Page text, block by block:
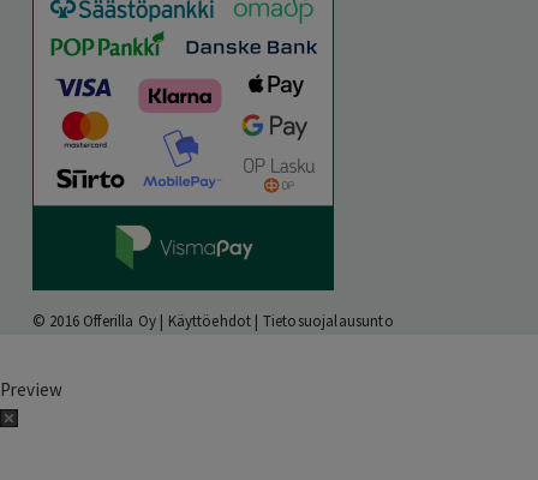
© 2016 Offerilla Oy | Käyttöehdot | Tietosuojalausunto
Preview